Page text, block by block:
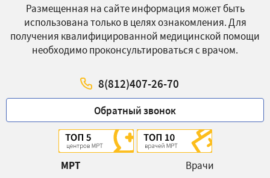
Размещенная на сайте информация может быть
использована только в целях ознакомления. Для
получения квалифицированной медицинской помощи
необходимо проконсультироваться с врачом.
8(812)407-26-70
Обратный звонок
МРТ
Врачи